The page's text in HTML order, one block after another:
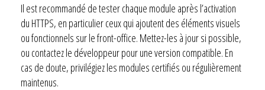
Il est recommandé de tester chaque module après l’activation
du HTTPS, en particulier ceux qui ajoutent des éléments visuels
ou fonctionnels sur le front-office. Mettez-les à jour si possible,
ou contactez le développeur pour une version compatible. En
cas de doute, privilégiez les modules certifiés ou régulièrement
maintenus.